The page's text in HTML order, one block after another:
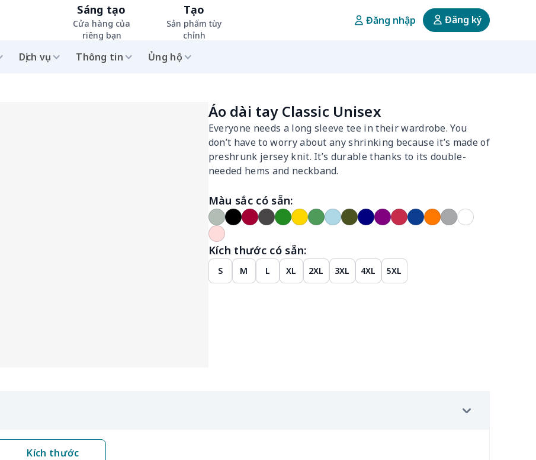
Sáng tạo
Cửa hàng của
riêng bạn
Tạo
Sản phẩm tùy
chỉnh
Đăng nhập Đăng ký
Dịch vụ Thông tin Ủng hộ
Áo dài tay Classic Unisex
Everyone needs a long sleeve tee in their wardrobe. You
don’t have to worry about any shrinking because it’s made of
preshrunk jersey knit. It’s durable thanks to its double-
needed hems and neckband.
Màu sắc có sẵn:
Kích thước có sẵn:
S M L XL 2XL 3XL 4XL 5XL
Kích thước